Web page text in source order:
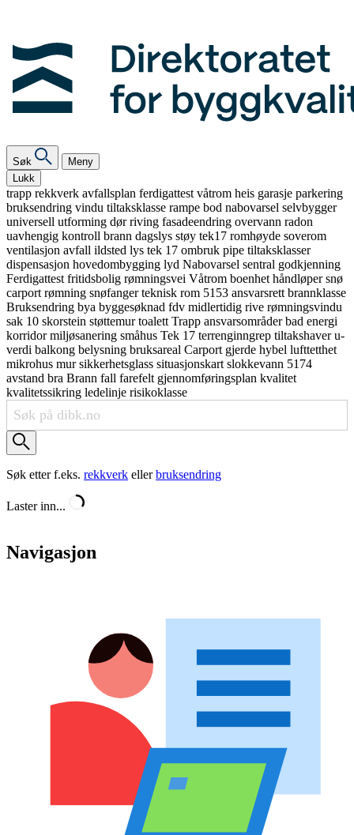
Søk
Meny
Lukk
trapp rekkverk avfallsplan ferdigattest våtrom heis garasje parkering
bruksendring vindu tiltaksklasse rampe bod nabovarsel selvbygger
universell utforming dørriving fasadeendring overvann radon
uavhengig kontroll brann dagslys støy tek17 romhøyde soverom
ventilasjon avfall ildsted lys tek 17 ombruk pipe tiltaksklasser
dispensasjon hovedombygging lyd Nabovarsel sentral godkjenning
Ferdigattest fritidsbolig rømningsvei Våtrom boenhet håndløpersnø
carport rømning snøfangerteknisk rom 5153 ansvarsrett brannklasse
Bruksendring bya byggesøknad fdv midlertidig rive rømningsvindu
sak 10 skorstein støttemurtoalett Trapp ansvarsområderbad energi
korridormiljøsanering småhus Tek 17 terrenginngrep tiltakshaveru-
verdi balkong belysning bruksareal Carport gjerde hybel lufttetthet
mikrohus mursikkerhetsglass situasjonskart slokkevann 5174
avstand bra Brann fall farefelt gjennomføringsplan kvalitet
kvalitetssikring ledelinje risikoklasse
Søk etter f.eks. rekkverk ellerbruksendring
Laster inn...
Navigasjon